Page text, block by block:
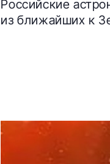
Российские
из ближайших к